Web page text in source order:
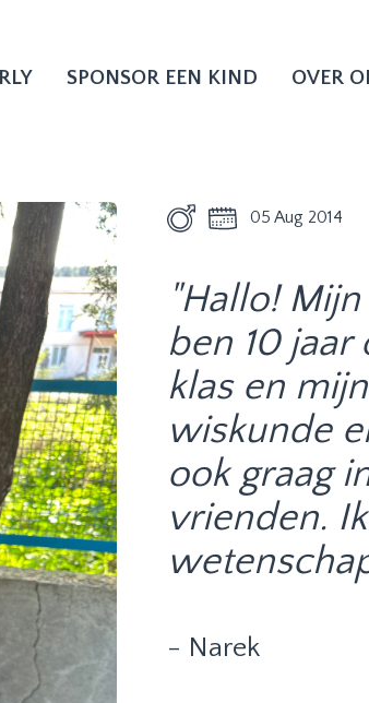
SPONSOR EEN KIND OVER
05 Aug 2014
"Hallo!
ben 10 jaar
klas en
wiskunde
ook graag
vrienden.
- Narek